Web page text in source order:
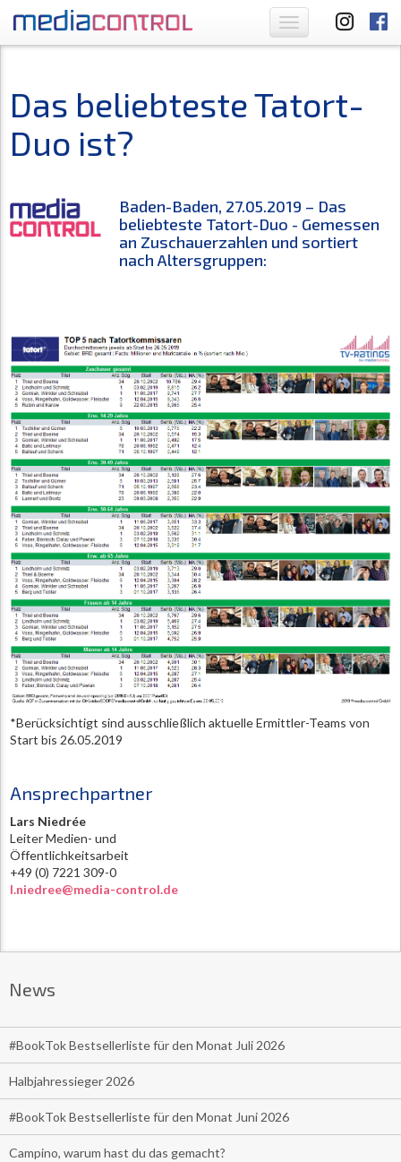
Toggle
navigation
Das beliebteste Tatort-
Duo ist?
Baden-Baden, 27.05.2019 – Das
beliebteste Tatort-Duo - Gemessen
an Zuschauerzahlen und sortiert
nach Altersgruppen:
*Berücksichtigt sind ausschließlich aktuelle Ermittler-Teams von
Start bis 26.05.2019
Ansprechpartner
Lars Niedrée
Leiter Medien- und
Öffentlichkeitsarbeit
+49 (0) 7221 309-0
l.niedree@media-control.de
News
#BookTok Bestsellerliste für den Monat Juli 2026
Halbjahressieger 2026
#BookTok Bestsellerliste für den Monat Juni 2026
Campino, warum hast du das gemacht?